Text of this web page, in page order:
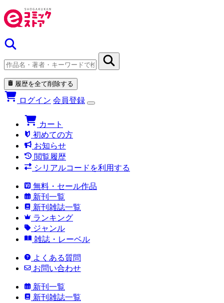
履歴を全て削除する
ログイン 会員登録
カート
初めての方
お知らせ
閲覧履歴
シリアルコードを利用する
無料・セール作品
新刊一覧
新刊雑誌一覧
ランキング
ジャンル
雑誌・レーベル
よくある質問
お問い合わせ
新刊一覧
新刊雑誌一覧